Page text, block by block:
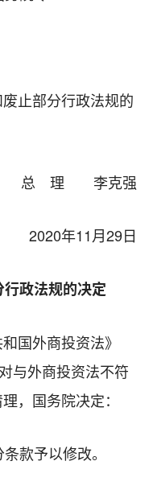
止部分行政法规的
总 理 李克强
2020年11月29日
政法规的决定
国外商投资法》
与外商投资法不符
，国务院决定：
款予以修改。